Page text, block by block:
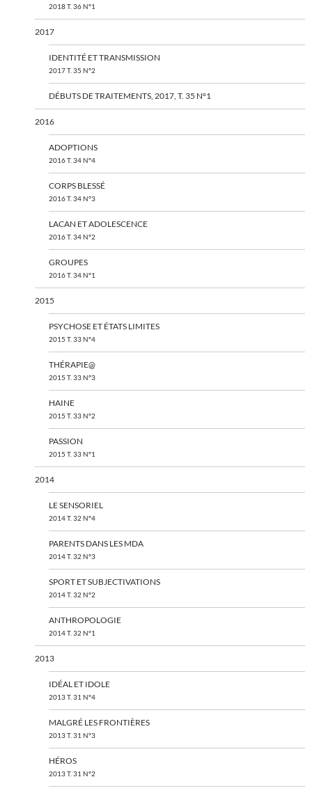
2018 T. 36 N°1
2017
IDENTITÉ ET TRANSMISSION
2017 T. 35 N°2
DÉBUTS DE TRAITEMENTS, 2017, T. 35 N°1
2016
ADOPTIONS
2016 T. 34 N°4
CORPS BLESSÉ
2016 T. 34 N°3
LACAN ET ADOLESCENCE
2016 T. 34 N°2
GROUPES
2016 T. 34 N°1
2015
PSYCHOSE ET ÉTATS LIMITES
2015 T. 33 N°4
THÉRAPIE@
2015 T. 33 N°3
HAINE
2015 T. 33 N°2
PASSION
2015 T. 33 N°1
2014
LE SENSORIEL
2014 T. 32 N°4
PARENTS DANS LES MDA
2014 T. 32 N°3
SPORT ET SUBJECTIVATIONS
2014 T. 32 N°2
ANTHROPOLOGIE
2014 T. 32 N°1
2013
IDÉAL ET IDOLE
2013 T. 31 N°4
MALGRÉ LES FRONTIÈRES
2013 T. 31 N°3
HÉROS
2013 T. 31 N°2